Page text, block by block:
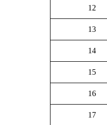
12
13
14
15
16
17